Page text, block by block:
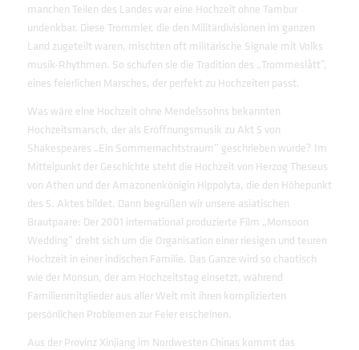
manchen Teilen des Landes war eine Hochzeit ohne Tambur
undenkbar. Diese Trommler, die den Militärdivisionen im ganzen
Land zugeteilt waren, mischten oft militärische Signale mit Volks
musik-Rhythmen. So schufen sie die Tradition des „Trommeslått”,
eines feierlichen Marsches, der perfekt zu Hochzeiten passt.
Was wäre eine Hochzeit ohne Mendelssohns bekannten
Hochzeitsmarsch, der als Eröffnungsmusik zu Akt 5 von
Shakespeares „Ein Sommernachtstraum” geschrieben wurde? Im
Mittelpunkt der Geschichte steht die Hochzeit von Herzog Theseus
von Athen und der Amazonenkönigin Hippolyta, die den Höhepunkt
des 5. Aktes bildet. Dann begrüßen wir unsere asiatischen
Brautpaare: Der 2001 international produzierte Film „Monsoon
Wedding” dreht sich um die Organisation einer riesigen und teuren
Hochzeit in einer indischen Familie. Das Ganze wird so chaotisch
wie der Monsun, der am Hochzeitstag einsetzt, während
Familienmitglieder aus aller Welt mit ihren komplizierten
persönlichen Problemen zur Feier erscheinen.
Aus der Provinz Xinjiang im Nordwesten Chinas kommt das